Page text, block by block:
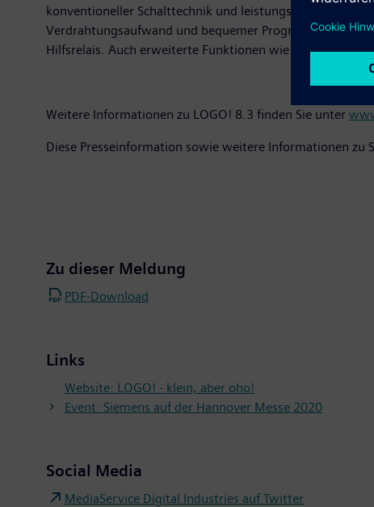
konventioneller Schalttechnik und leistungsfähiger
Verdrahtungsaufwand und bequemer Programmierung.
Hilfsrelais. Auch erweiterte Funktionen wie
Weitere Informationen zu LOGO! 8.3 finden Sie unter
Diese Presseinformation sowie weitere Informationen zu
Zu dieser Meldung
PDF-Download
Links
Website: LOGO! - klein, aber oho!
Event: Siemens auf der Hannover Messe 2020
Social Media
MediaService Digital Industries auf Twitter